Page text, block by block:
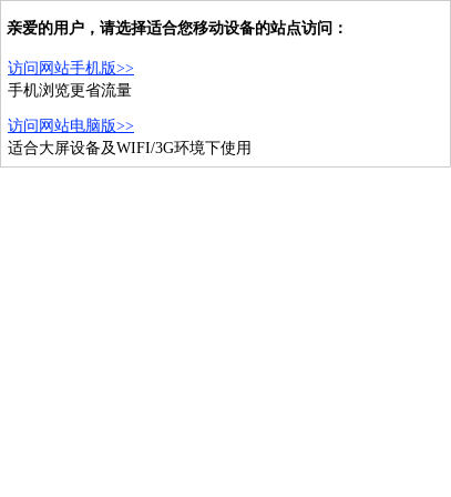
亲爱的用户，请选择适合您移动设备的站点访问：
访问网站手机版>>
手机浏览更省流量
访问网站电脑版>>
适合大屏设备及WIFI/3G环境下使用